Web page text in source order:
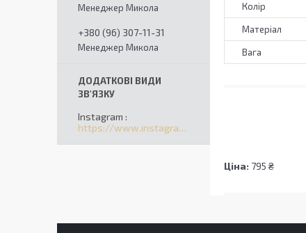
Колір
Матеріал
Вага
Ціна: 795 ₴
Менеджер Микола
+380 (96) 307-11-31
Менеджер Микола
Instagram
https://www.instagram.com/solomart_ua/